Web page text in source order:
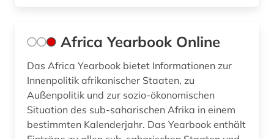
engineering &amp; technology (1)
entwicklung (6)
entwicklungsforschung (4)
entwicklungshilfe (4)
Africa Yearbook Online
Das Africa Yearbook bietet Informationen zur
Innenpolitik afrikanischer Staaten, zu
Außenpolitik und zur sozio-ökonomischen
Situation des sub-saharischen Afrika in einem
bestimmten Kalenderjahr. Das Yearbook enthält